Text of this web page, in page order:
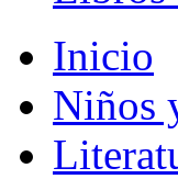
Inicio
Niños